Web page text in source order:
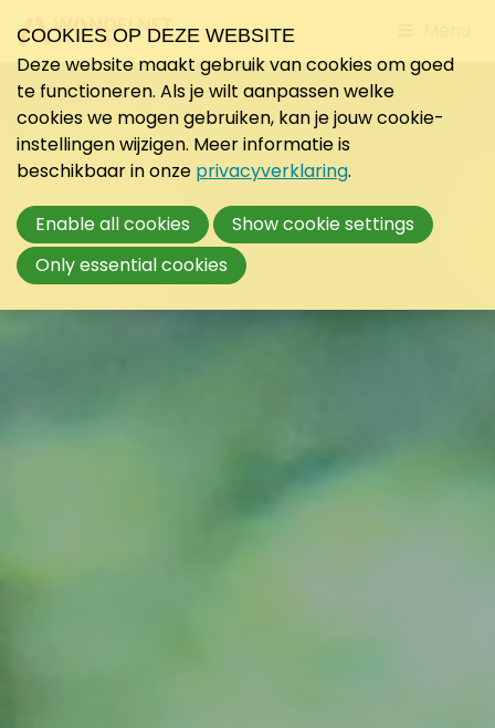
to
COOKIES OP DEZE WEBSITE
Deze website maakt gebruik van cookies om goed
te functioneren. Als je wilt aanpassen welke
cookies we mogen gebruiken, kan je jouw cookie-
instellingen wijzigen. Meer informatie is
beschikbaar in onze privacyverklaring.
Enable all cookies
Show cookie settings
Only essential cookies